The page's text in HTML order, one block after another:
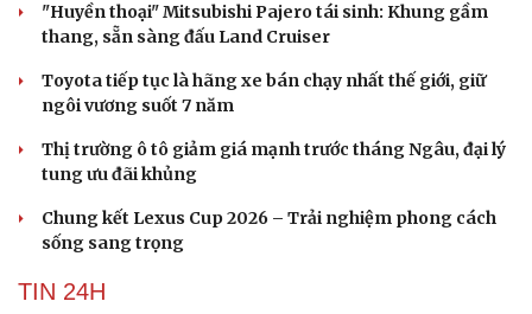
"Huyền thoại" Mitsubishi Pajero tái sinh: Khung gầm
thang, sẵn sàng đấu Land Cruiser
Toyota tiếp tục là hãng xe bán chạy nhất thế giới, giữ
ngôi vương suốt 7 năm
Thị trường ô tô giảm giá mạnh trước tháng Ngâu, đại lý
tung ưu đãi khủng
Chung kết Lexus Cup 2026 – Trải nghiệm phong cách
sống sang trọng
TIN 24H